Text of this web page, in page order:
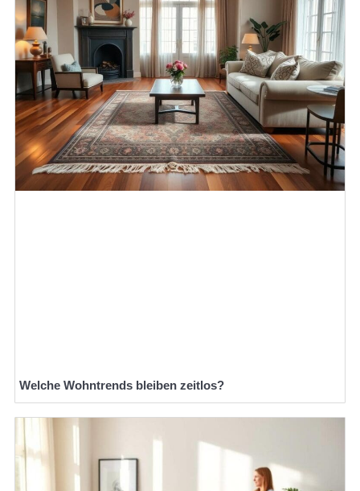
Welche Wohntrends bleiben zeitlos?